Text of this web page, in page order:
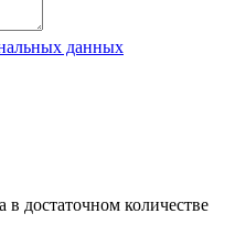
данных
достаточном количестве